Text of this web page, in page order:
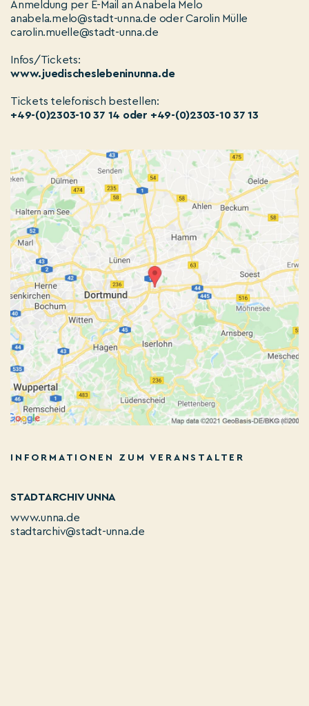
Anmeldung per E-Mail an Anabela Melo
anabela.melo@stadt-unna.de oder Carolin Mülle
carolin.muelle@stadt-unna.de
Infos/Tickets:
www.juedischeslebeninunna.de
Tickets telefonisch bestellen:
+49-(0)2303-10 37 14 oder +49-(0)2303-10 37 13
INFORMATIONEN ZUM VERANSTALTER
STADTARCHIV UNNA
www.unna.de
stadtarchiv@stadt-unna.de